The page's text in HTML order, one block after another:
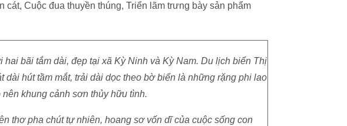
cát, Cuộc đua thuyền thúng, Triển lãm trưng bày sản phẩm
bãi tắm dài, đẹp tại xã Kỳ Ninh và Kỳ Nam. Du lịch biển Thị
hút tầm mắt, trải dài dọc theo bờ biển là những rặng phi lao
nên khung cảnh sơn thủy hữu tình.
thơ pha chút tự nhiên, hoang sơ vốn dĩ của cuộc sống con